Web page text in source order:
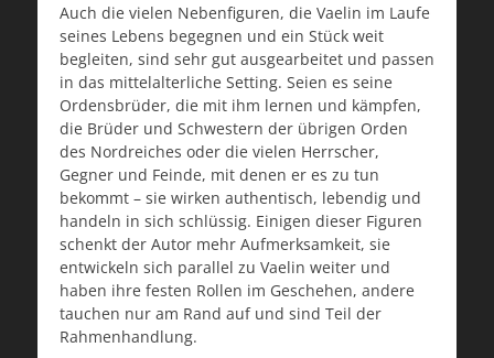
Auch die vielen Nebenfiguren, die Vaelin im Laufe
seines Lebens begegnen und ein Stück weit
begleiten, sind sehr gut ausgearbeitet und passen
in das mittelalterliche Setting. Seien es seine
Ordensbrüder, die mit ihm lernen und kämpfen,
die Brüder und Schwestern der übrigen Orden
des Nordreiches oder die vielen Herrscher,
Gegner und Feinde, mit denen er es zu tun
bekommt – sie wirken authentisch, lebendig und
handeln in sich schlüssig. Einigen dieser Figuren
schenkt der Autor mehr Aufmerksamkeit, sie
entwickeln sich parallel zu Vaelin weiter und
haben ihre festen Rollen im Geschehen, andere
tauchen nur am Rand auf und sind Teil der
Rahmenhandlung.